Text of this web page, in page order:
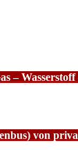
–
von